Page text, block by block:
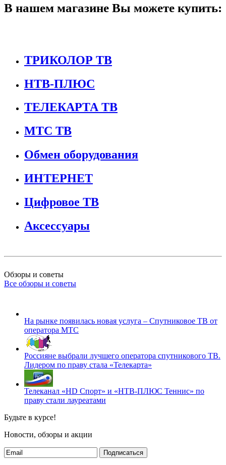
В нашем магазине Вы можете купить:
ТРИКОЛОР ТВ
НТВ-ПЛЮС
ТЕЛЕКАРТА ТВ
МТС ТВ
Обмен оборудования
ИНТЕРНЕТ
Цифровое ТВ
Аксессуары
Обзоры и советы
Все обзоры и советы
На рынке появилась новая услуга – Спутниковое ТВ от
оператора МТС
Россияне выбрали лучшего оператора спутникового ТВ.
Лидером по праву стала «Телекарта»
Телеканал «HD Спорт» и «НТВ-ПЛЮС Теннис» по
праву стали лауреатами
Будьте в курсе!
Новости, обзоры и акции
Подписаться